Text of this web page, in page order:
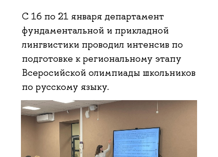
C 16 по 21 января департамент
фундаментальной и прикладной
лингвистики проводил интенсив по
подготовке к региональному этапу
Всеросийской олимпиады школьников
по русскому языку.